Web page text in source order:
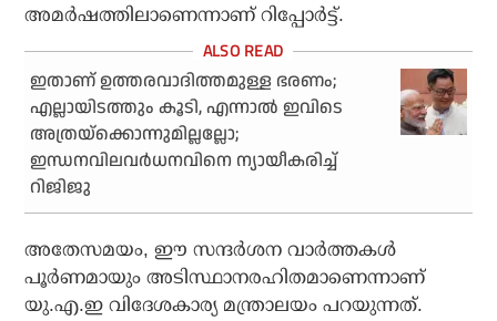
അമര്‍ഷത്തിലാണെന്നാണ് റിപ്പോര്‍ട്ട്.
ഇതാണ് ഉത്തരവാദിത്തമുള്ള ഭരണം;
എല്ലായിടത്തും കൂടി, എന്നാല്‍ ഇവിടെ
അത്രയ്‌ക്കൊന്നുമില്ലല്ലോ;
ഇന്ധനവിലവര്‍ധനവിനെ ന്യായീകരിച്ച്
റിജിജു
അതേസമയം, ഈ സന്ദര്‍ശന വാര്‍ത്തകള്‍
പൂര്‍ണമായും അടിസ്ഥാനരഹിതമാണെന്നാണ്
യു.എ.ഇ വിദേശകാര്യ മന്ത്രാലയം പറയുന്നത്.